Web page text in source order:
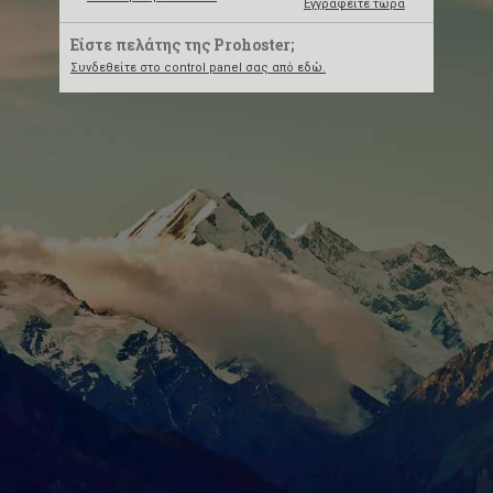
Εγγραφείτε τώρα
Είστε πελάτης της Prohoster;
Συνδεθείτε στο control panel σας από εδώ.